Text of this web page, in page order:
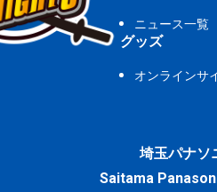
ニュース一覧
グッズ
オンラインサ
埼玉パナソ
Saitama